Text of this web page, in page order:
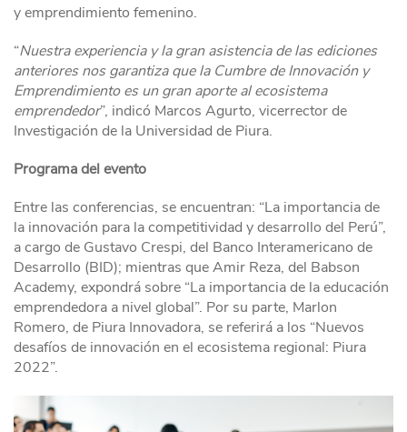
y emprendimiento femenino.
“Nuestra experiencia y la gran asistencia de las ediciones
anteriores nos garantiza que la Cumbre de Innovación y
Emprendimiento es un gran aporte al ecosistema
emprendedor”, indicó Marcos Agurto, vicerrector de
Investigación de la Universidad de Piura.
Programa del evento
Entre las conferencias, se encuentran: “La importancia de
la innovación para la competitividad y desarrollo del Perú”,
a cargo de Gustavo Crespi, del Banco Interamericano de
Desarrollo (BID); mientras que Amir Reza, del Babson
Academy, expondrá sobre “La importancia de la educación
emprendedora a nivel global”. Por su parte, Marlon
Romero, de Piura Innovadora, se referirá a los “Nuevos
desafíos de innovación en el ecosistema regional: Piura
2022”.